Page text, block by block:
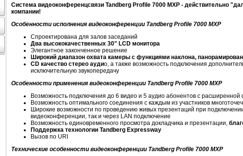
Система видеоконференцсвязи Tandberg Profile 7000 MXP - действительно
компании!
Особенности исполнения видеоконференции Tandberg Profile 7000 MXP
Спроектирована для залов заседаний
Два высококачественных 30" LCD монитора
Элегантное законченное решение
Широкий диапазон охвата камеры с функциями наклона,
CD качество стерео аудио, а также возможность подключения
исключительную звукопередачу
Особенности применения видеоконференции Tandberg Profile 7000 MXP
Возможность подключения до 6 видео и 5 аудио абонентов с расширенной
Возможность оптимального соединения с каждым из участников
Широкие возможности по проведению живых презентаций при
видеоконференции, так и через LAN подключение
Возможность единовременного просмотра докладчика и презентации,
Поддержка технологии Tandberg Expressway
Вызов по URI
Технические особенности видеоконференции Tandberg Profile 7000 MXP